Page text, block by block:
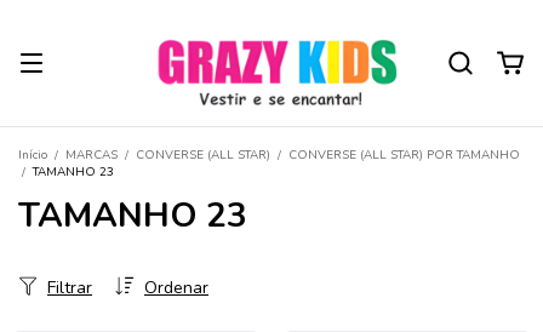
Início / MARCAS / CONVERSE (ALL STAR) / CONVERSE (ALL STAR) POR TAMANHO
/ TAMANHO 23
TAMANHO 23
Ordenar
Filtrar